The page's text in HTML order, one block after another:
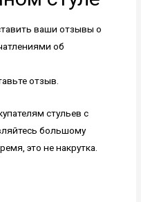
ваши отзывы о
об
отзыв.
стульев с
большому
это не накрутка.